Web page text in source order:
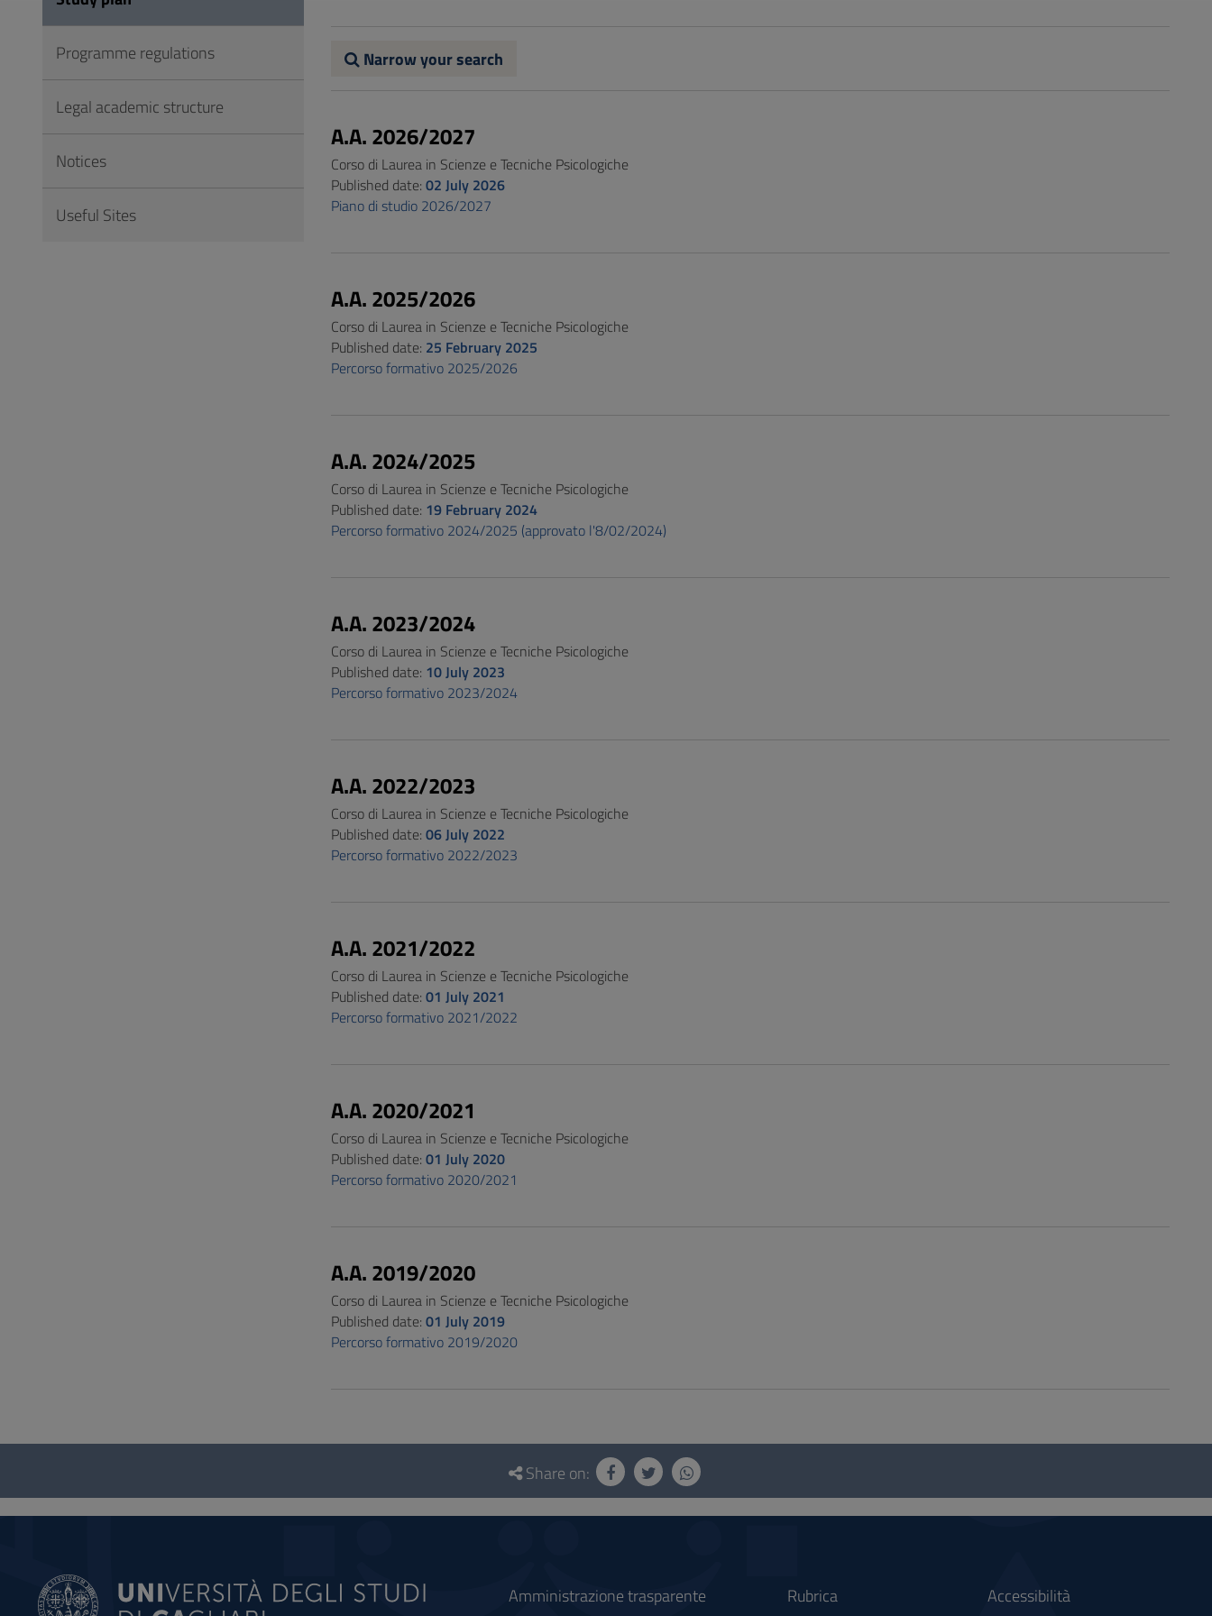
Footer
Narrow your search
A.A. 2026/2027
Corso di Laurea in Scienze e Tecniche Psicologiche
Published date: 02 July 2026
Piano di studio 2026/2027
A.A. 2025/2026
Corso di Laurea in Scienze e Tecniche Psicologiche
Published date: 25 February 2025
Percorso formativo 2025/2026
A.A. 2024/2025
Corso di Laurea in Scienze e Tecniche Psicologiche
Published date: 19 February 2024
Percorso formativo 2024/2025 (approvato l'8/02/2024)
A.A. 2023/2024
Corso di Laurea in Scienze e Tecniche Psicologiche
Published date: 10 July 2023
Percorso formativo 2023/2024
A.A. 2022/2023
Corso di Laurea in Scienze e Tecniche Psicologiche
Published date: 06 July 2022
Percorso formativo 2022/2023
A.A. 2021/2022
Corso di Laurea in Scienze e Tecniche Psicologiche
Published date: 01 July 2021
Percorso formativo 2021/2022
A.A. 2020/2021
Corso di Laurea in Scienze e Tecniche Psicologiche
Published date: 01 July 2020
Percorso formativo 2020/2021
A.A. 2019/2020
Corso di Laurea in Scienze e Tecniche Psicologiche
Published date: 01 July 2019
Percorso formativo 2019/2020
Programme regulations
Legal academic structure
Notices
Useful Sites
Questionnaire
social
Share on:
Amministrazione trasparente
Rubrica
Accessibilità